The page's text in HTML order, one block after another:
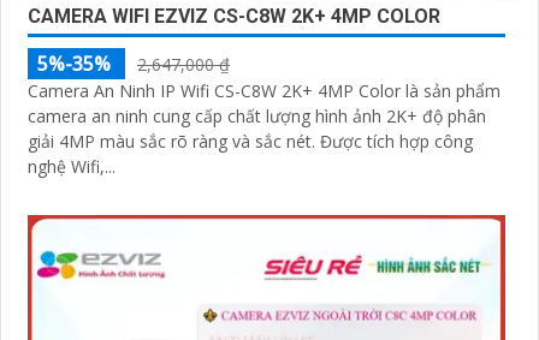
CAMERA WIFI EZVIZ CS-C8W 2K+ 4MP COLOR
5%-35%
2,647,000 ₫
Camera An Ninh IP Wifi CS-C8W 2K+ 4MP Color là sản phẩm
camera an ninh cung cấp chất lượng hình ảnh 2K+ độ phân
giải 4MP màu sắc rõ ràng và sắc nét. Được tích hợp công
nghệ Wifi,...